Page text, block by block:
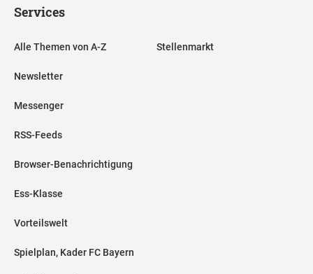
Services
Alle Themen von A-Z
Newsletter
Messenger
RSS-Feeds
Browser-Benachrichtigung
Ess-Klasse
Vorteilswelt
Spielplan, Kader FC Bayern
Stellenmarkt